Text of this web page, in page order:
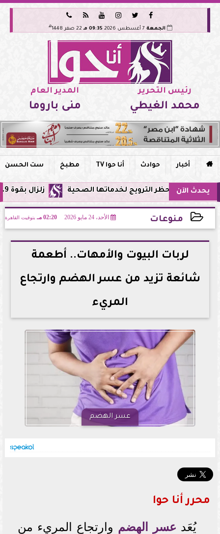






الجمعة 09:35 مـ 22 صفر 1448 هـ
رئيس التحرير
محمد الغيطي
المدير العام
منى باروما
 أخبار حوادث أنا حوا TV مطبخ ست الحسن
يحدث الآن زلزال بقوة 5.9 ريختر يشعر به سكان القاهرة وعدة محافظات.. مركزه شرق البحر المتوسط مصر وحظر الترويج لخدماتها الصحية
منوعات الأحد، 24 مايو 2026 02:20 مـ بتوقيت القاهرة
2026-05-24 14:20:41
لربات البيوت والأمهات.. أطعمة
شائعة تزيد من عسر الهضم وارتجاع
المريء
عسر الهضم
محرر أنا حوا
يُعَد عسر الهضم وارتجاع المريء من